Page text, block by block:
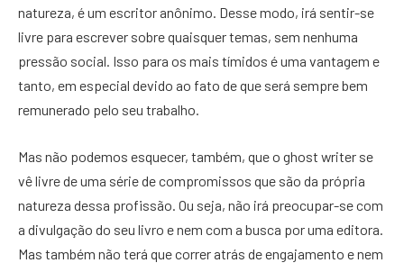
natureza, é um escritor anônimo. Desse modo, irá sentir-se
livre para escrever sobre quaisquer temas, sem nenhuma
pressão social. Isso para os mais tímidos é uma vantagem e
tanto, em especial devido ao fato de que será sempre bem
remunerado pelo seu trabalho.
Mas não podemos esquecer, também, que o ghost writer se
vê livre de uma série de compromissos que são da própria
natureza dessa profissão. Ou seja, não irá preocupar-se com
a divulgação do seu livro e nem com a busca por uma editora.
Mas também não terá que correr atrás de engajamento e nem